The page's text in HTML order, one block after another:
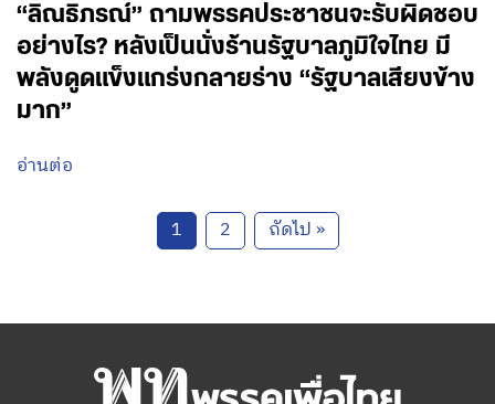
“ลิณธิภรณ์” ถามพรรคประชาชนจะรับผิดชอบ
อย่างไร? หลังเป็นนั่งร้านรัฐบาลภูมิใจไทย มี
พลังดูดแข็งแกร่งกลายร่าง “รัฐบาลเสียงข้าง
มาก”
อ่านต่อ
1 2 ถัดไป »